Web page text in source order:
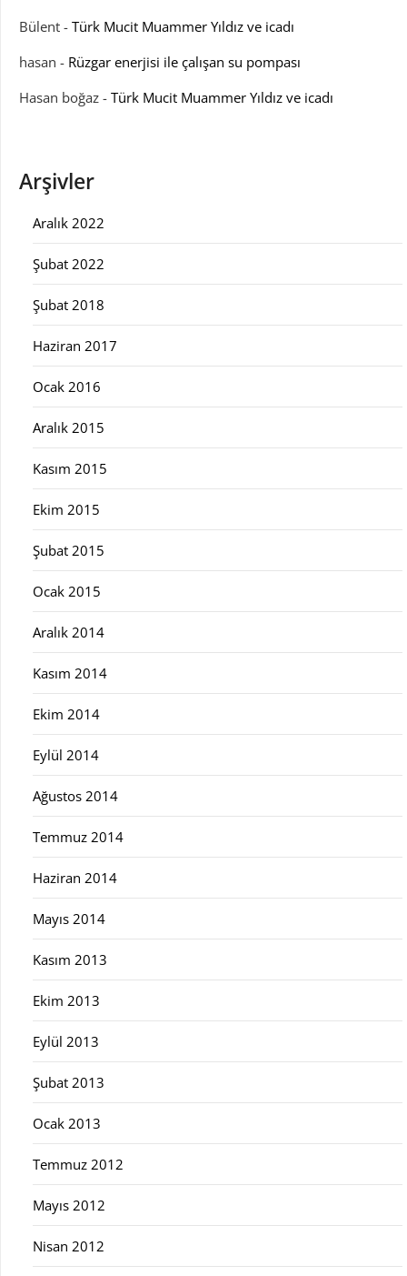
Bülent - Türk Mucit Muammer Yıldız ve icadı
hasan - Rüzgar enerjisi ile çalışan su pompası
Hasan boğaz - Türk Mucit Muammer Yıldız ve icadı
Arşivler
Aralık 2022
Şubat 2022
Şubat 2018
Haziran 2017
Ocak 2016
Aralık 2015
Kasım 2015
Ekim 2015
Şubat 2015
Ocak 2015
Aralık 2014
Kasım 2014
Ekim 2014
Eylül 2014
Ağustos 2014
Temmuz 2014
Haziran 2014
Mayıs 2014
Kasım 2013
Ekim 2013
Eylül 2013
Şubat 2013
Ocak 2013
Temmuz 2012
Mayıs 2012
Nisan 2012